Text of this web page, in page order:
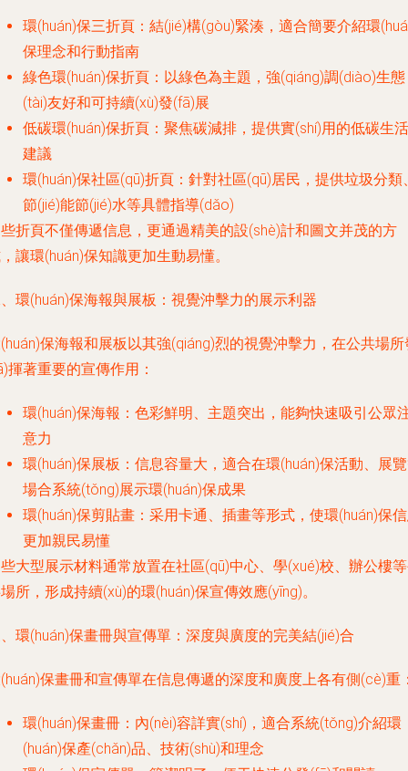
環(huán)保三折頁：結(jié)構(gòu)緊湊，適合簡要介紹環
保理念和行動指南
綠色環(huán)保折頁：以綠色為主題，強(qiáng)調(diào)生態
(tài)友好和可持續(xù)發(fā)展
低碳環(huán)保折頁：聚焦碳減排，提供實(shí)用的低碳生活
建議
環(huán)保社區(qū)折頁：針對社區(qū)居民，提供垃圾分類
節(jié)能節(jié)水等具體指導(dǎo)
折頁不僅傳遞信息，更通過精美的設(shè)計和圖文并茂的方
讓環(huán)保知識更加生動易懂。
環(huán)保海報與展板：視覺沖擊力的展示利器
保海報和展板以其強(qiáng)烈的視覺沖擊力，在公共場所
揮著重要的宣傳作用：
環(huán)保海報：色彩鮮明、主題突出，能夠快速吸引公眾
意力
環(huán)保展板：信息容量大，適合在環(huán)保活動、展
場合系統(tǒng)展示環(huán)保成果
環(huán)保剪貼畫：采用卡通、插畫等形式，使環(huán)保
更加親民易懂
大型展示材料通常放置在社區(qū)中心、學(xué)校、辦公樓
所，形成持續(xù)的環(huán)保宣傳效應(yīng)。
環(huán)保畫冊與宣傳單：深度與廣度的完美結(jié)合
保畫冊和宣傳單在信息傳遞的深度和廣度上各有側(cè)重
環(huán)保畫冊：內(nèi)容詳實(shí)，適合系統(tǒng)介紹環
(huán)保產(chǎn)品、技術(shù)和理念